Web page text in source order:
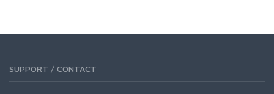
SUPPORT / CONTACT